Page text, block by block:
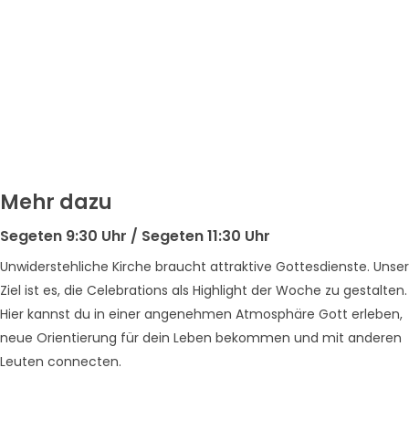
Mehr dazu
Segeten 9:30 Uhr / Segeten 11:30 Uhr
Unwiderstehliche Kirche braucht attraktive Gottesdienste. Unser
Ziel ist es, die Celebrations als Highlight der Woche zu gestalten.
Hier kannst du in einer angenehmen Atmosphäre Gott erleben,
neue Orientierung für dein Leben bekommen und mit anderen
Leuten connecten.